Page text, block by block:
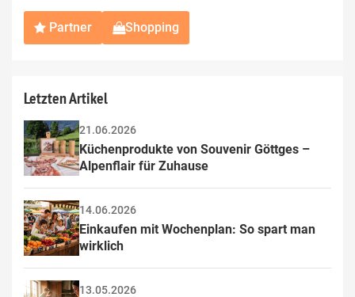
Partner Shopping
Letzten Artikel
21.06.2026
Küchenprodukte von Souvenir Göttges –
Alpenflair für Zuhause
14.06.2026
Einkaufen mit Wochenplan: So spart man
wirklich
13.05.2026